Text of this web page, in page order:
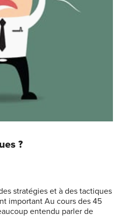
?
stratégies et à des tactiques
important Au cours des 45
entendu parler de